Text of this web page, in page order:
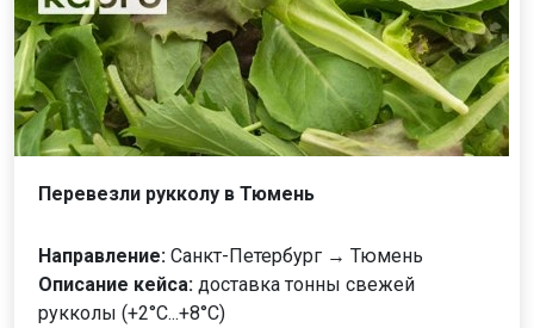
Перевезли рукколу в Тюмень
Направление: Санкт-Петербург → Тюмень
Описание кейса: доставка тонны свежей
рукколы (+2°C...+8°C)